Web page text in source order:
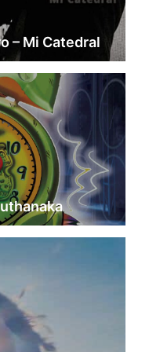
– Mi Catedral